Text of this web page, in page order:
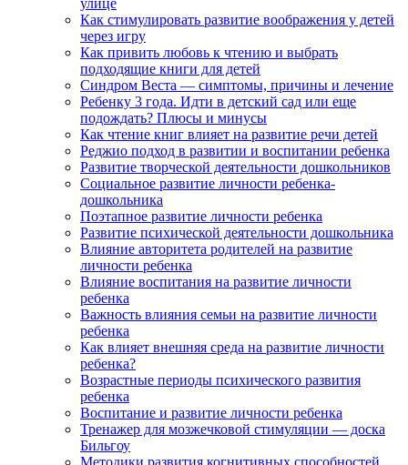
Как стимулировать развитие воображения у детей
через игру
Как привить любовь к чтению и выбрать
подходящие книги для детей
Синдром Веста — симптомы, причины и лечение
Ребенку 3 года. Идти в детский сад или еще
подождать? Плюсы и минусы
Как чтение книг влияет на развитие речи детей
Реджио подход в развитии и воспитании ребенка
Развитие творческой деятельности дошкольников
Социальное развитие личности ребенка-
дошкольника
Поэтапное развитие личности ребенка
Развитие психической деятельности дошкольника
Влияние авторитета родителей на развитие
личности ребенка
Влияние воспитания на развитие личности
ребенка
Важность влияния семьи на развитие личности
ребенка
Как влияет внешняя среда на развитие личности
ребенка?
Возрастные периоды психического развития
ребенка
Воспитание и развитие личности ребенка
Тренажер для мозжечковой стимуляции — доска
Бильгоу
Методики развития когнитивных способностей